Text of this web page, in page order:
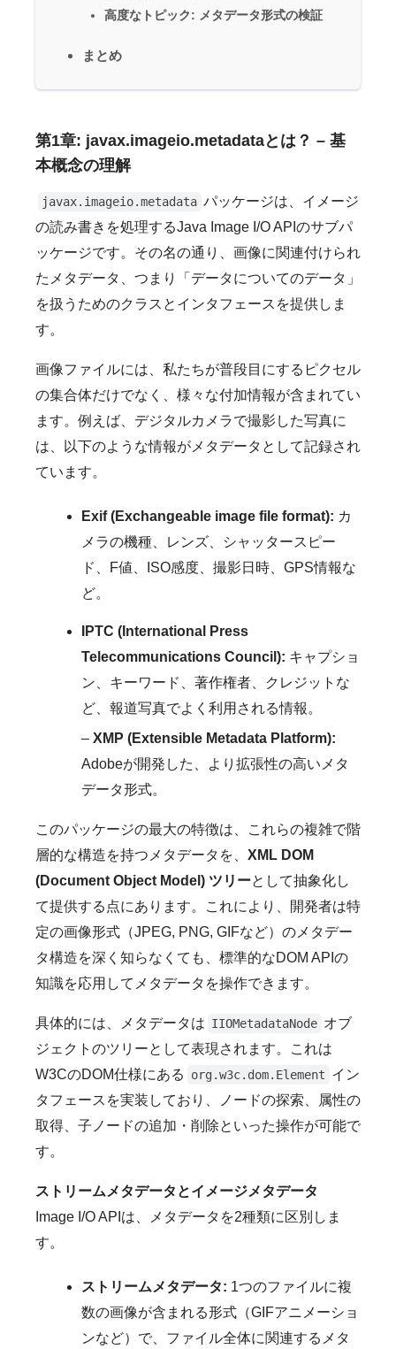
高度なトピック: メタデータ形式の検証
まとめ
第1章: javax.imageio.metadataとは？ – 基
本概念の理解
javax.imageio.metadata パッケージは、イメージ
の読み書きを処理するJava Image I/O APIのサブパ
ッケージです。その名の通り、画像に関連付けられ
たメタデータ、つまり「データについてのデータ」
を扱うためのクラスとインタフェースを提供しま
す。
画像ファイルには、私たちが普段目にするピクセル
の集合体だけでなく、様々な付加情報が含まれてい
ます。例えば、デジタルカメラで撮影した写真に
は、以下のような情報がメタデータとして記録され
ています。
Exif (Exchangeable image file format): カ
メラの機種、レンズ、シャッタースピー
ド、F値、ISO感度、撮影日時、GPS情報な
ど。
IPTC (International Press
Telecommunications Council): キャプショ
ン、キーワード、著作権者、クレジットな
ど、報道写真でよく利用される情報。
– XMP (Extensible Metadata Platform):
Adobeが開発した、より拡張性の高いメタ
データ形式。
このパッケージの最大の特徴は、これらの複雑で階
層的な構造を持つメタデータを、 XML DOM
(Document Object Model) ツリーとして抽象化し
て提供する点にあります。これにより、開発者は特
定の画像形式（JPEG, PNG, GIFなど）のメタデー
タ構造を深く知らなくても、標準的なDOM APIの
知識を応用してメタデータを操作できます。
具体的には、メタデータは IIOMetadataNode オブ
ジェクトのツリーとして表現されます。これは
W3CのDOM仕様にある
org.w3c.dom.Element イン
タフェースを実装しており、ノードの探索、属性の
取得、子ノードの追加・削除といった操作が可能で
す。
ストリームメタデータとイメージメタデータ
Image I/O APIは、メタデータを2種類に区別しま
す。
ストリームメタデータ: 1つのファイルに複
数の画像が含まれる形式（GIFアニメーショ
ンなど）で、ファイル全体に関連するメタ